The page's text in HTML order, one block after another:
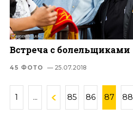
Встреча с болельщиками
45 ФОТО — 25.07.2018
1 ... 85 86 87 88